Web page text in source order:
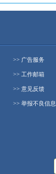
>> 广告服务
>> 工作邮箱
>> 意见反馈
>> 举报不良信息